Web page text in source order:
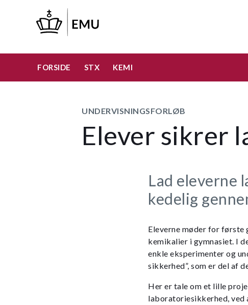
hovedindhold
FORSIDE STX KEMI
UNDERVISNINGSFORLØB
Elever sikrer
Lad eleverne
kedelig
Eleverne møder for
kemikalier i gymnasiet. I
enkle eksperimenter og
sikkerhed”, som er del af
Her er tale om et lille
laboratoriesikkerhed, ved